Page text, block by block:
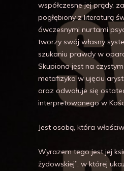
współczesne jej prądy,
pogłębiony z literaturą
ówczesnymi nurtami
tworzy swój własny
szukaniu prawdy w
Skupiona jest na
metafizyka w ujęciu
oraz odwołuje się
interpretowanego w
Jest osobą, która
Wyrazem tego jest jej
żydowskiej”, w której